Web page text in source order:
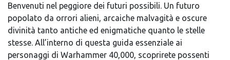
Benvenuti nel peggiore dei futuri possibili. Un futuro
popolato da orrori alieni, arcaiche malvagità e oscure
divinità tanto antiche ed enigmatiche quanto le stelle
stesse. All’interno di questa guida essenziale ai
personaggi di Warhammer 40,000, scoprirete possenti